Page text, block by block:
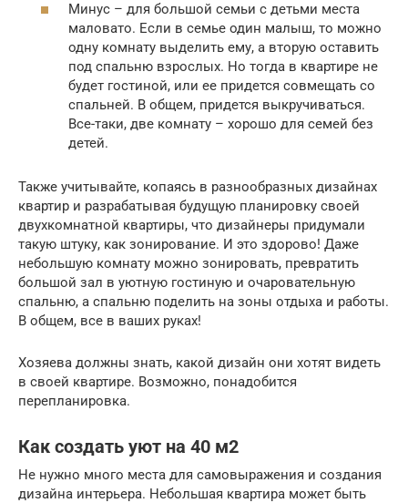
Минус – для большой семьи с детьми места
маловато. Если в семье один малыш, то можно
одну комнату выделить ему, а вторую оставить
под спальню взрослых. Но тогда в квартире не
будет гостиной, или ее придется совмещать со
спальней. В общем, придется выкручиваться.
Все-таки, две комнату – хорошо для семей без
детей.
Также учитывайте, копаясь в разнообразных дизайнах
квартир и разрабатывая будущую планировку своей
двухкомнатной квартиры, что дизайнеры придумали
такую штуку, как зонирование. И это здорово! Даже
небольшую комнату можно зонировать, превратить
большой зал в уютную гостиную и очаровательную
спальню, а спальню поделить на зоны отдыха и работы.
В общем, все в ваших руках!
Хозяева должны знать, какой дизайн они хотят видеть
в своей квартире. Возможно, понадобится
перепланировка.
Как создать уют на 40 м2
Не нужно много места для самовыражения и создания
дизайна интерьера. Небольшая квартира может быть